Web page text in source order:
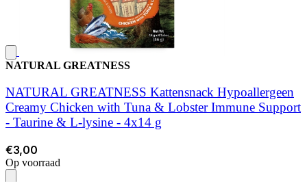
NATURAL GREATNESS
NATURAL GREATNESS Kattensnack Hypoallergeen
Creamy Chicken with Tuna & Lobster Immune Support
- Taurine & L-lysine - 4x14 g
€3,00
Op voorraad